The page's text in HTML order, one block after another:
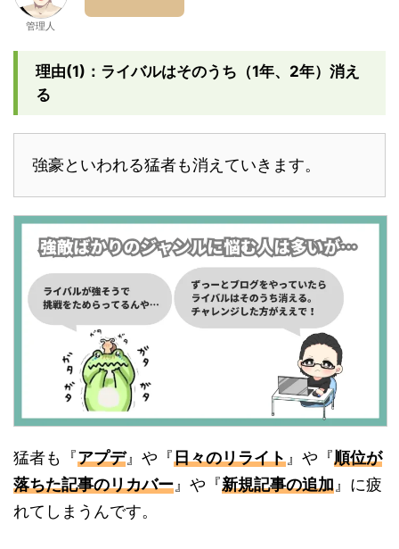
管理人
理由(1)：ライバルはそのうち（1年、2年）消え
る
強豪といわれる猛者も消えていきます。
猛者も『アプデ』や『日々のリライト 』や『順位が
落ちた記事のリカバー 』や『新規記事の追加 』に疲
れてしまうんです。